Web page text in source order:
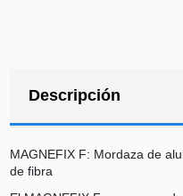
Descripción
MAGNEFIX F: Mordaza de
de fibra